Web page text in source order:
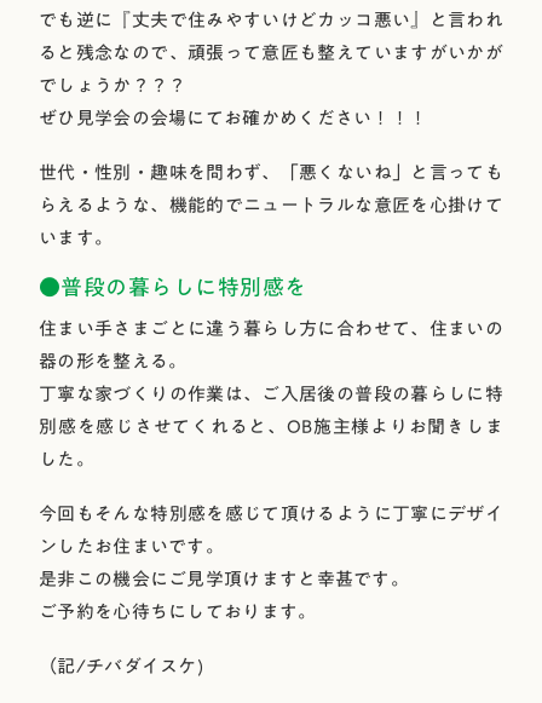
でも逆に『丈夫で住みやすいけどカッコ悪い』と言われ
ると残念なので、頑張って意匠も整えていますがいかが
でしょうか？？？
ぜひ見学会の会場にてお確かめください！！！
世代・性別・趣味を問わず、「悪くないね」と言っても
らえるような、機能的でニュートラルな意匠を心掛けて
います。
●普段の暮らしに特別感を
住まい手さまごとに違う暮らし方に合わせて、住まいの
器の形を整える。
丁寧な家づくりの作業は、ご入居後の普段の暮らしに特
別感を感じさせてくれると、OB施主様よりお聞きしま
した。
今回もそんな特別感を感じて頂けるように丁寧にデザイ
ンしたお住まいです。
是非この機会にご見学頂けますと幸甚です。
ご予約を心待ちにしております。
（記/チバダイスケ)